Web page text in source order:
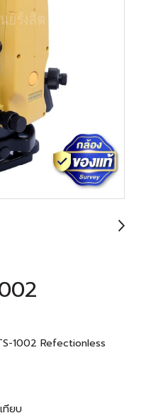
1002 Refectionless
ทียบ